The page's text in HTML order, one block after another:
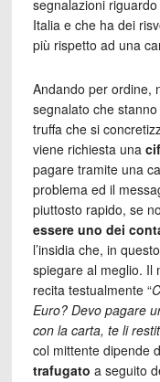
segnalazioni
Italia e che ha dei
più rispetto ad una
Andando per ordine,
segnalato che
truffa che si
viene richiesta una
pagare tramite una
problema ed il
piuttosto rapido, se
essere uno dei
l’insidia che, in
spiegare al meglio. Il
recita testualmente “
Euro? Devo pagare
con la carta, te li
col mittente dipende
trafugato a seguito